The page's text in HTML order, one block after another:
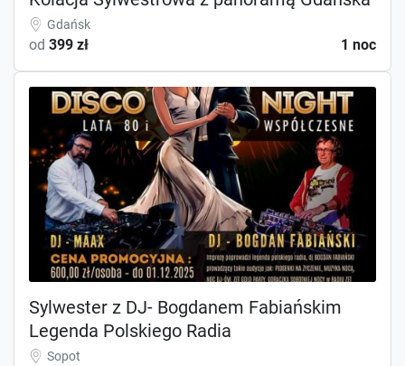
Gdańsk
od 399 zł 1 noc
Sylwester z DJ- Bogdanem Fabiańskim
Legenda Polskiego Radia
Sopot